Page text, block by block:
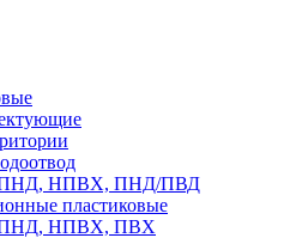
ПНД, НПВХ, ПНД/ПВД
пластиковые
ПНД, НПВХ, ПВХ